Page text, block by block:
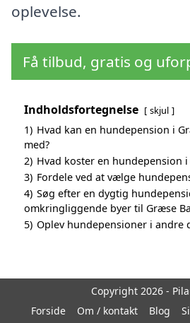
oplevelse.
Få tilbud, gratis og
Indholdsfortegnelse skjul
1) Hvad kan en hundepension i
med?
2) Hvad koster en hundepension i
3) Fordele ved at vælge
4) Søg efter en dygtig
omkringliggende byer til Græse
5) Oplev hundepensioner i andre
Copyright 2026 -
Forside
Om / kontakt Blog